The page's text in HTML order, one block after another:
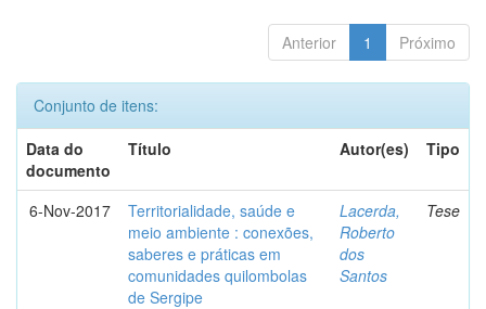
Anterior 1 Próximo
Conjunto de itens:
Data do
documento
Título Autor(es) Tipo
6-Nov-2017
Territorialidade, saúde e
meio ambiente : conexões,
saberes e práticas em
comunidades quilombolas
de Sergipe
Lacerda,
Roberto
dos
Santos
Tese